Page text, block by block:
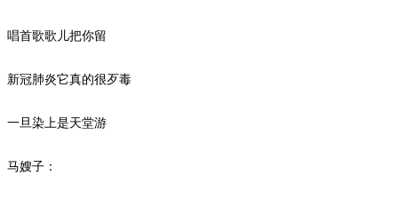
唱首歌歌儿把你留
新冠肺炎它真的很歹毒
一旦染上是天堂游
马嫂子：